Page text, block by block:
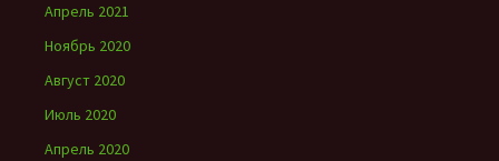
Апрель 2021
Ноябрь 2020
Август 2020
Июль 2020
Апрель 2020